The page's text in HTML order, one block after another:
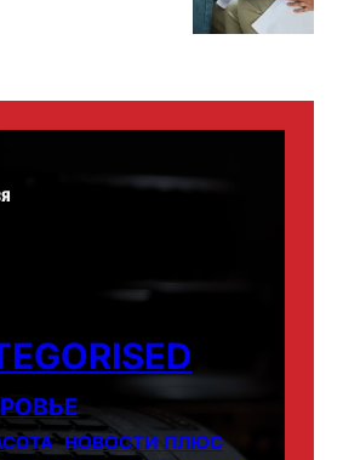
НОВОСТИ ПЛЮС